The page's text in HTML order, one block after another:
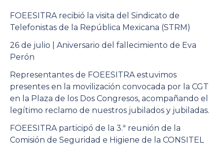
FOEESITRA recibió la visita del Sindicato de
Telefonistas de la República Mexicana (STRM)
26 de julio | Aniversario del fallecimiento de Eva
Perón
Representantes de FOEESITRA estuvimos
presentes en la movilización convocada por la CGT
en la Plaza de los Dos Congresos, acompañando el
legítimo reclamo de nuestros jubilados y jubiladas.
FOEESITRA participó de la 3.ª reunión de la
Comisión de Seguridad e Higiene de la CONSITEL